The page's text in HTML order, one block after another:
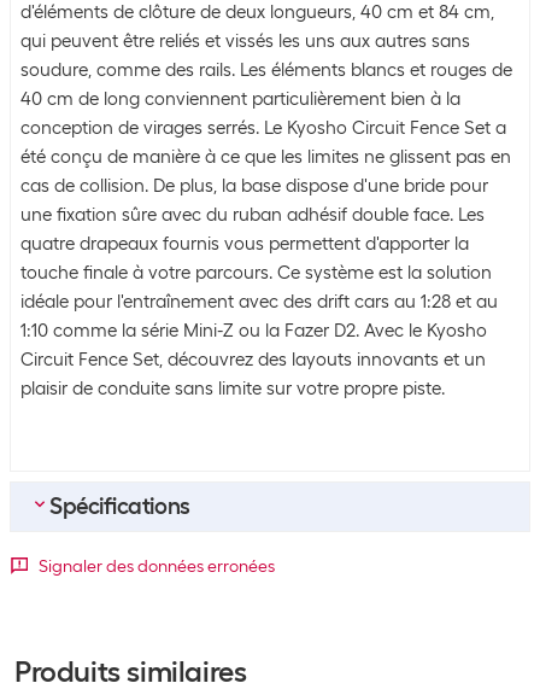
d'éléments de clôture de deux longueurs, 40 cm et 84 cm,
qui peuvent être reliés et vissés les uns aux autres sans
soudure, comme des rails. Les éléments blancs et rouges de
40 cm de long conviennent particulièrement bien à la
conception de virages serrés. Le Kyosho Circuit Fence Set a
été conçu de manière à ce que les limites ne glissent pas en
cas de collision. De plus, la base dispose d'une bride pour
une fixation sûre avec du ruban adhésif double face. Les
quatre drapeaux fournis vous permettent d'apporter la
touche finale à votre parcours. Ce système est la solution
idéale pour l'entraînement avec des drift cars au 1:28 et au
1:10 comme la série Mini-Z ou la Fazer D2. Avec le Kyosho
Circuit Fence Set, découvrez des layouts innovants et un
plaisir de conduite sans limite sur votre propre piste.
Spécifications
Contenu de la commande
Signaler des données erronées
Produits similaires